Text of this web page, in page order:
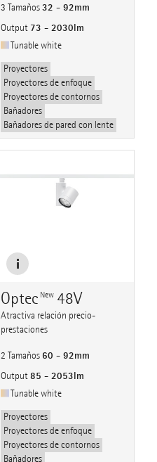
3 Tamaños32 - 92mm
Output 73 - 2030lm
Tunable white
Proyectores
Proyectores de enfoque
Proyectores de contornos
Bañadores
Bañadores de pared con lente
OptecNew48V
Atractiva relación precio-
prestaciones
2 Tamaños 60 - 92mm
Output85 - 2053lm
Tunable white
Proyectores
Proyectores de enfoque
Proyectores de contornos
Bañadores